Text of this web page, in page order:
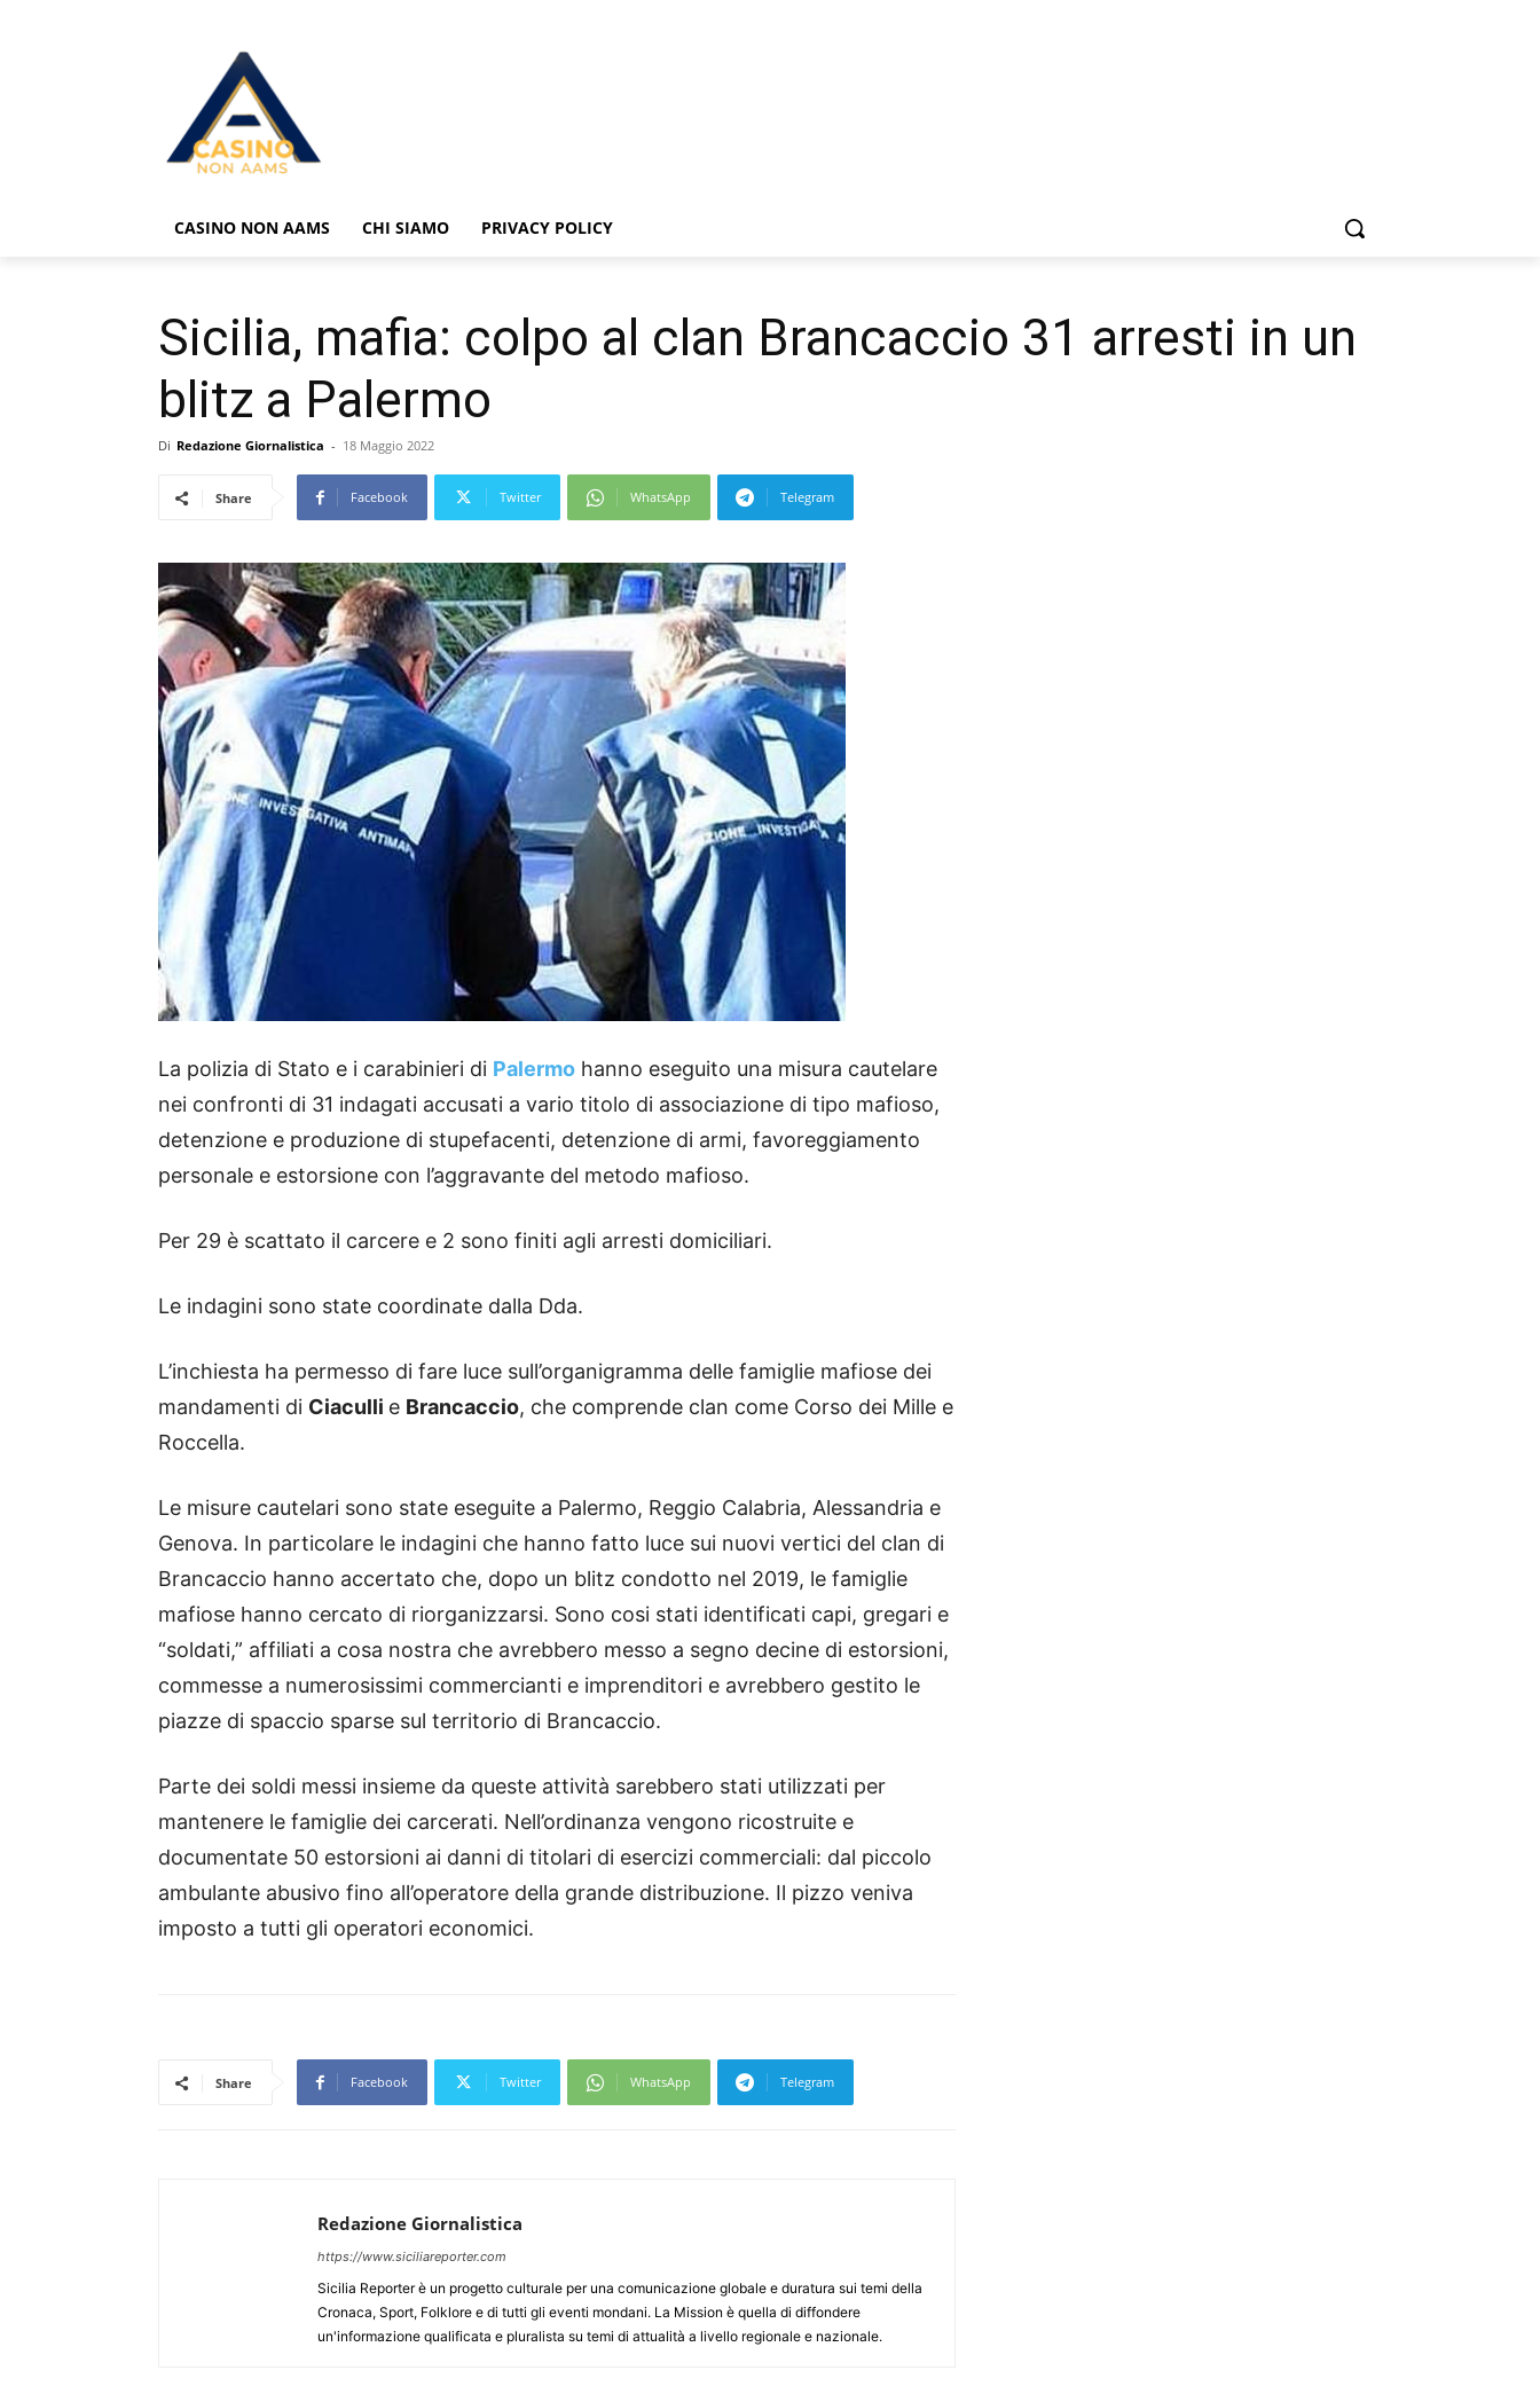
CASINO NON AAMS CHI SIAMO PRIVACY POLICY
Sicilia, mafia: colpo al clan Brancaccio 31 arresti in un
blitz a Palermo
Di Redazione Giornalistica - 18 Maggio 2022
Share Facebook Twitter WhatsApp Telegram
La polizia di Stato e i carabinieri di Palermo hanno eseguito una misura cautelare
nei confronti di 31 indagati accusati a vario titolo di associazione di tipo mafioso,
detenzione e produzione di stupefacenti, detenzione di armi, favoreggiamento
personale e estorsione con l’aggravante del metodo mafioso.
Per 29 è scattato il carcere e 2 sono finiti agli arresti domiciliari.
Le indagini sono state coordinate dalla Dda.
L’inchiesta ha permesso di fare luce sull’organigramma delle famiglie mafiose dei
mandamenti di Ciaculli e Brancaccio, che comprende clan come Corso dei Mille e
Roccella.
Le misure cautelari sono state eseguite a Palermo, Reggio Calabria, Alessandria e
Genova. In particolare le indagini che hanno fatto luce sui nuovi vertici del clan di
Brancaccio hanno accertato che, dopo un blitz condotto nel 2019, le famiglie
mafiose hanno cercato di riorganizzarsi. Sono cosi stati identificati capi, gregari e
“soldati,” affiliati a cosa nostra che avrebbero messo a segno decine di estorsioni,
commesse a numerosissimi commercianti e imprenditori e avrebbero gestito le
piazze di spaccio sparse sul territorio di Brancaccio.
Parte dei soldi messi insieme da queste attività sarebbero stati utilizzati per
mantenere le famiglie dei carcerati. Nell’ordinanza vengono ricostruite e
documentate 50 estorsioni ai danni di titolari di esercizi commerciali: dal piccolo
ambulante abusivo fino all’operatore della grande distribuzione. Il pizzo veniva
imposto a tutti gli operatori economici.
Share Facebook Twitter WhatsApp Telegram
Redazione Giornalistica
https://www.siciliareporter.com
Sicilia Reporter è un progetto culturale per una comunicazione globale e duratura sui temi della
Cronaca, Sport, Folklore e di tutti gli eventi mondani. La Mission è quella di diffondere
un'informazione qualificata e pluralista su temi di attualità a livello regionale e nazionale.